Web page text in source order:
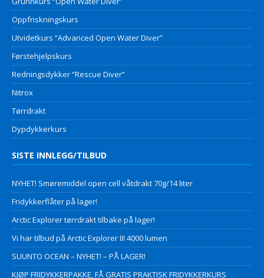
Oppfriskningskurs
Utvidetkurs “Advanced Open Water Diver”
Førstehjelpskurs
Redningsdykker “Rescue Diver”
Nitrox
Tørrdrakt
Dypdykkerkurs
SISTE INNLEGG/TILBUD
NYHET! Smøremiddel open cell våtdrakt 70g/14 liter
Fridykkerflåter på lager!
Arctic Explorer tørrdrakt tilbake på lager!
Vi har tilbud på Arctic Explorer III 4000 lumen
SUUNTO OCEAN – NYHET! – PÅ LAGER!
KJØP FRIDYKKERPAKKE, FÅ GRATIS PRAKTISK FRIDYKKERKURS